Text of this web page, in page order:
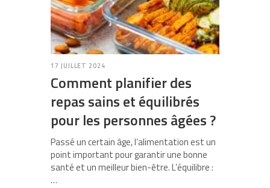
17 JUILLET 2024
Comment planifier des
repas sains et équilibrés
pour les personnes âgées ?
Passé un certain âge, l’alimentation est un
point important pour garantir une bonne
santé et un meilleur bien-être. L’équilibre :
…